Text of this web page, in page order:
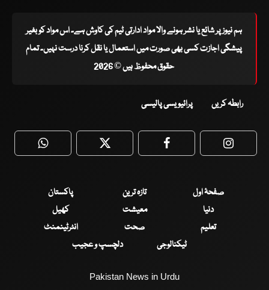
ہم نیوز پر شائع یا نشر ہونے والا مواد ادارتی ٹیم کی کاوش ہے۔ اس مواد کو بغیر
پیشگی اجازت کسی بھی صورت میں استعمال یا نقل کرنا درست نہیں۔ تمام
حقوق محفوظ ہیں © 2026
رابطہ کریں پرائیویسی پالیسی
WhatsApp Twitter Facebook
صفحۂ اول تازہ ترین
پاکستان
دنیا
معیشت
کھیل
تعلیم
صحت
انٹرٹینمنٹ
ٹیکنالوجی
دلچسپ و عجیب
Pakistan News in Urdu